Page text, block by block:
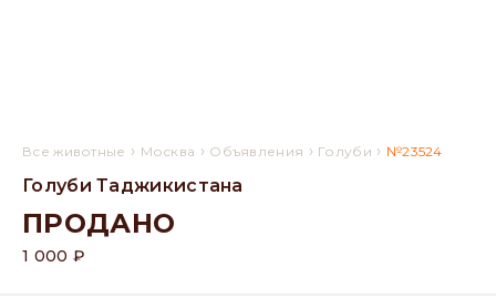
Все животные › Москва › Объявления › Голуби › №23524
Голуби Таджикистана
ПРОДАНО
1 000 ₽